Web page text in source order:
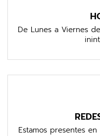
De Lunes a Viernes
Estamos presentes